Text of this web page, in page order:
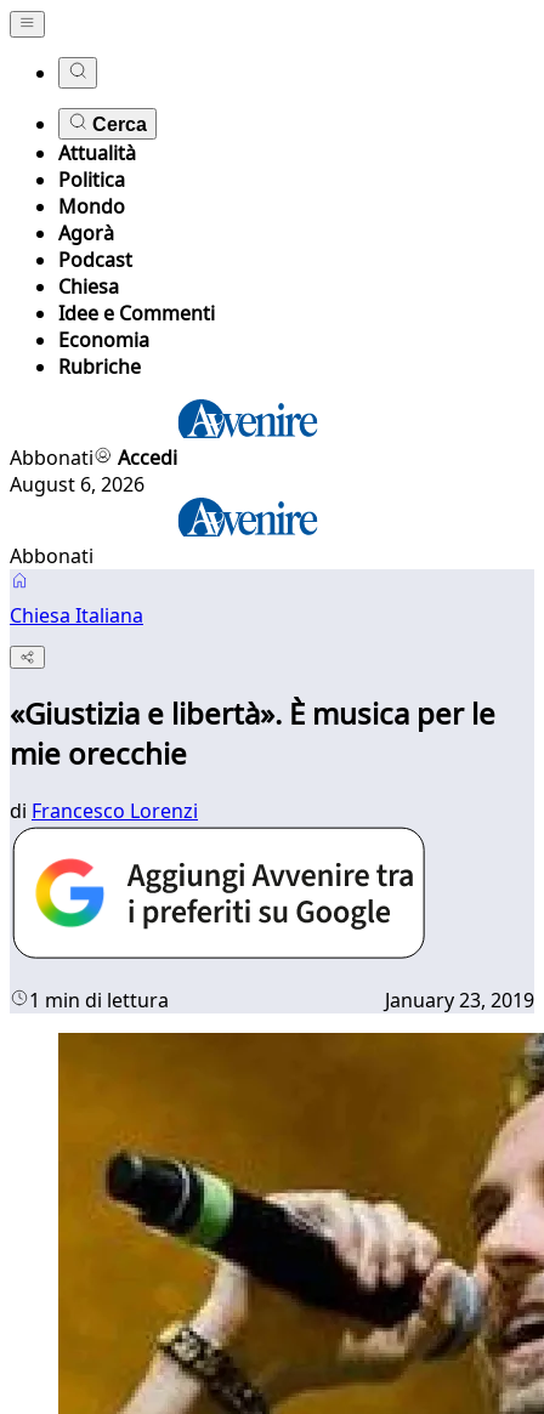
Cerca
Attualità
Politica
Mondo
Agorà
Podcast
Chiesa
Idee e Commenti
Economia
Rubriche
Abbonati
Accedi
August 6, 2026
Abbonati
Chiesa Italiana
«Giustizia e libertà». È musica per le
mie orecchie
di Francesco Lorenzi
1 min di lettura January 23, 2019